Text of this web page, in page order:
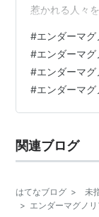
惹かれる人々
ころ、残念な
分けて詳細に
グノリア: ブル
を売り上げた
の続編となる
#エンダーマ
#エンダーマ
#エンダーマ
#エンダーマ
関連ブログ
はてなブログ >
未
> エンダーマグノ